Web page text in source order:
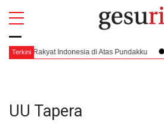
Terkini
Rakyat Indonesia di Atas Pundakku
UU Tapera
All